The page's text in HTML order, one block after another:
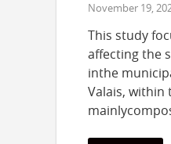
November 19,
This study
affecting the
inthe
Valais, within